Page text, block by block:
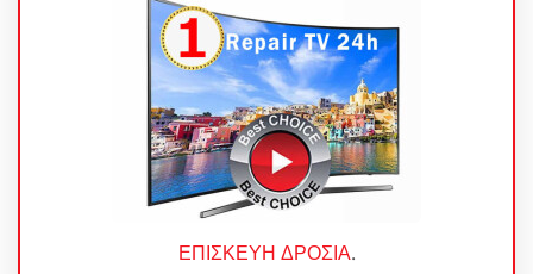
ΕΠΙΣΚΕΥΗ ΔΡΟΣΙΑ.